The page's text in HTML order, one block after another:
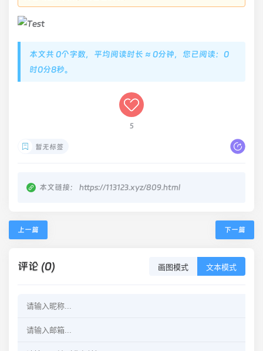
本文共 0个字数，平均阅读时长 ≈ 0分钟，您已阅读：0
时0分8秒。
5
暂无标签
本文链接： https://113123.xyz/809.html
上一篇 下一篇
评论 (0) 画图模式 文本模式